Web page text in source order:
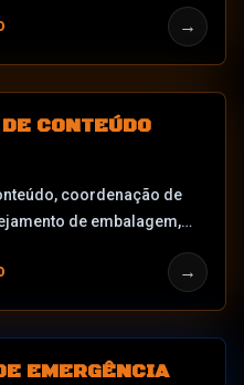
de
→
CONTEÚDO
coordenação de
de embalagem,
de restauração
→
EMERGÊNCIA